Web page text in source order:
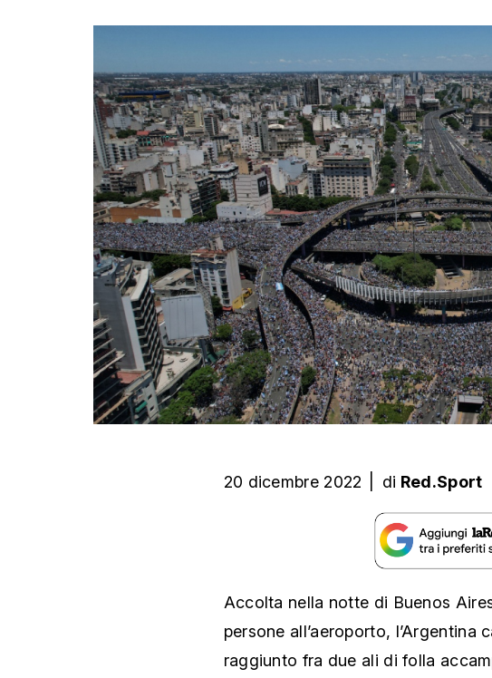
20 dicembre 2022 di Red.Sport
Accolta nella notte di Buenos
persone all’aeroporto, l’Argentina
raggiunto fra due ali di folla